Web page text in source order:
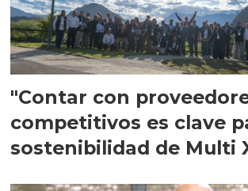
"Contar con
competitivos es clave
sostenibilidad de Multi